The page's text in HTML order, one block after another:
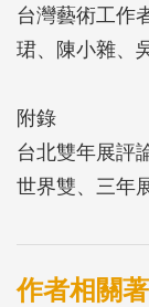
台灣藝術工作
珺、陳小雜、
附錄
台北雙年展評
世界雙、三年
作者相關